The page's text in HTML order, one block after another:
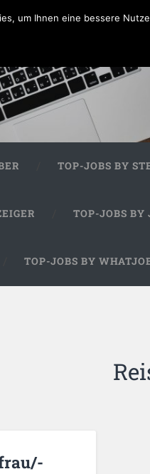
TOP-JOBS BY
TOP-JOBS BY
TOP-JOBS BY
um Ihnen eine bessere